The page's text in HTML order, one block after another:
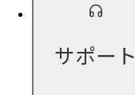
サポート